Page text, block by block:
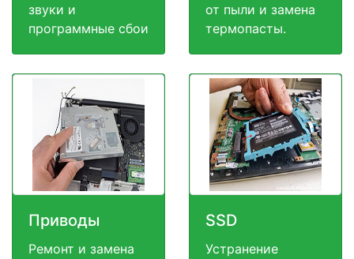
звуки и
программные сбои
от пыли и замена
термопасты.
Приводы
Ремонт и замена
SSD
Устранение